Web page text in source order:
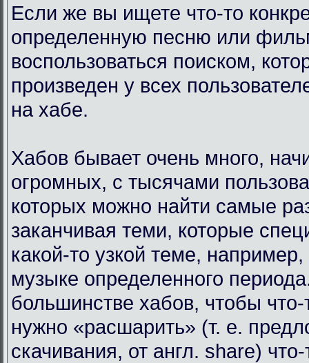
Если же вы ищете что-то
определенную песню или
воспользоваться поиском,
произведен у всех
на хабе.
Хабов бывает очень много,
огромных, с тысячами
которых можно найти самые
заканчивая теми, которые
какой-то узкой теме, например,
музыке определенного
большинстве хабов, чтобы что-
нужно «расшарить» (т. е.
скачивания, от англ. share)